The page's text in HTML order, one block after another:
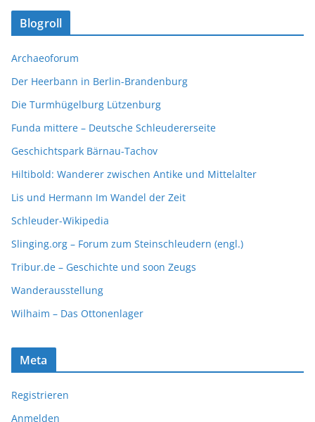
Blogroll
Archaeoforum
Der Heerbann in Berlin-Brandenburg
Die Turmhügelburg Lützenburg
Funda mittere – Deutsche Schleudererseite
Geschichtspark Bärnau-Tachov
Hiltibold: Wanderer zwischen Antike und Mittelalter
Lis und Hermann Im Wandel der Zeit
Schleuder-Wikipedia
Slinging.org – Forum zum Steinschleudern (engl.)
Tribur.de – Geschichte und soon Zeugs
Wanderausstellung
Wilhaim – Das Ottonenlager
Meta
Registrieren
Anmelden